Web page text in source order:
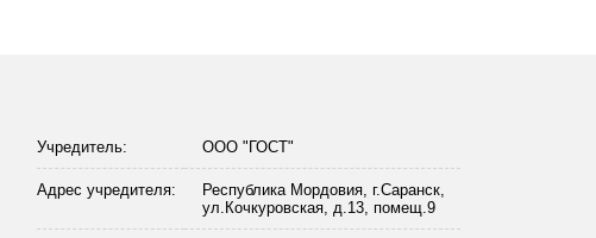
Учредитель: ООО "ГОСТ"
Адрес учредителя:
Республика Мордовия, г.Саранск,
ул.Кочкуровская, д.13, помещ.9